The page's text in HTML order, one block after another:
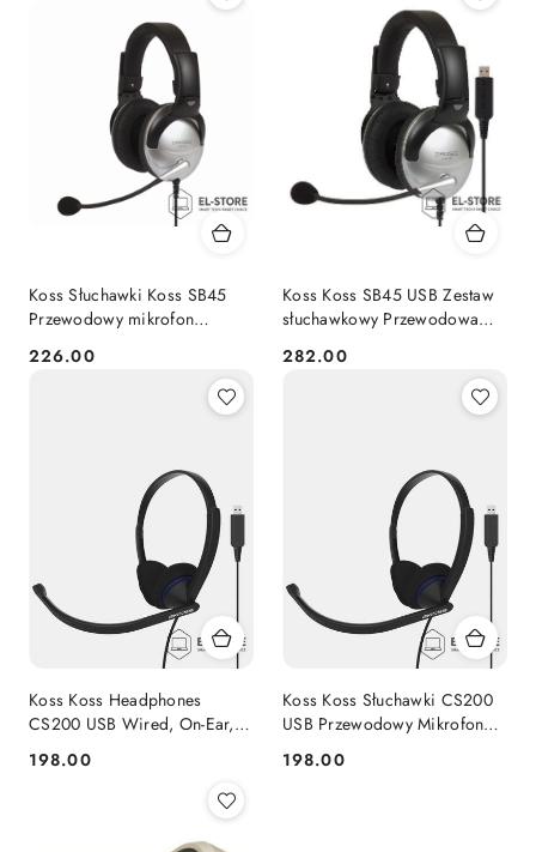
Koss Słuchawki Koss SB45
Przewodowy mikrofon
Srebrny/Czarny
Cena:
226.00
Koss Koss SB45 USB Zestaw
słuchawkowy Przewodowa
Biuro/centrum telefoniczne
Cena:
282.00
Koss Koss Headphones
CS200 USB Wired, On-Ear,
Black
Cena:
198.00
Koss Koss Słuchawki CS200
USB Przewodowy Mikrofon
Cena:
198.00